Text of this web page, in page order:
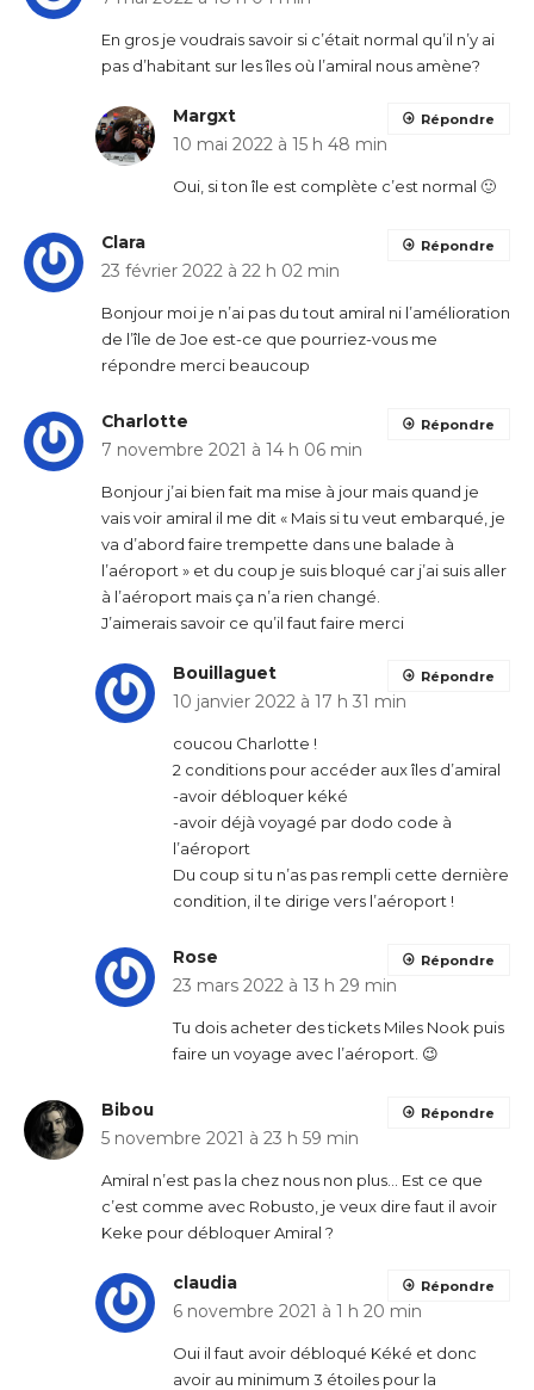
En gros je voudrais savoir si c’était normal qu’il n’y ai
pas d’habitant sur les îles où l’amiral nous amène?
Margxt
10 mai 2022 à 15 h 48 min
Oui, si ton île est complète c’est normal 🙂
Répondre
Clara
23 février 2022 à 22 h 02 min
Bonjour moi je n’ai pas du tout amiral ni l’amélioration
de l’île de Joe est-ce que pourriez-vous me
répondre merci beaucoup
Répondre
Charlotte
7 novembre 2021 à 14 h 06 min
Bonjour j’ai bien fait ma mise à jour mais quand je
vais voir amiral il me dit « Mais si tu veut embarqué, je
va d’abord faire trempette dans une balade à
l’aéroport » et du coup je suis bloqué car j’ai suis aller
à l’aéroport mais ça n’a rien changé.
J’aimerais savoir ce qu’il faut faire merci
Répondre
Bouillaguet
10 janvier 2022 à 17 h 31 min
coucou Charlotte !
2 conditions pour accéder aux îles d’amiral
-avoir débloquer kéké
-avoir déjà voyagé par dodo code à
l’aéroport
Du coup si tu n’as pas rempli cette dernière
condition, il te dirige vers l’aéroport !
Répondre
Rose
23 mars 2022 à 13 h 29 min
Tu dois acheter des tickets Miles Nook puis
faire un voyage avec l’aéroport. 😉
Répondre
Bibou
5 novembre 2021 à 23 h 59 min
Amiral n’est pas la chez nous non plus… Est ce que
c’est comme avec Robusto, je veux dire faut il avoir
Keke pour débloquer Amiral ?
Répondre
claudia
6 novembre 2021 à 1 h 20 min
Oui il faut avoir débloqué Kéké et donc
avoir au minimum 3 étoiles pour la
Répondre